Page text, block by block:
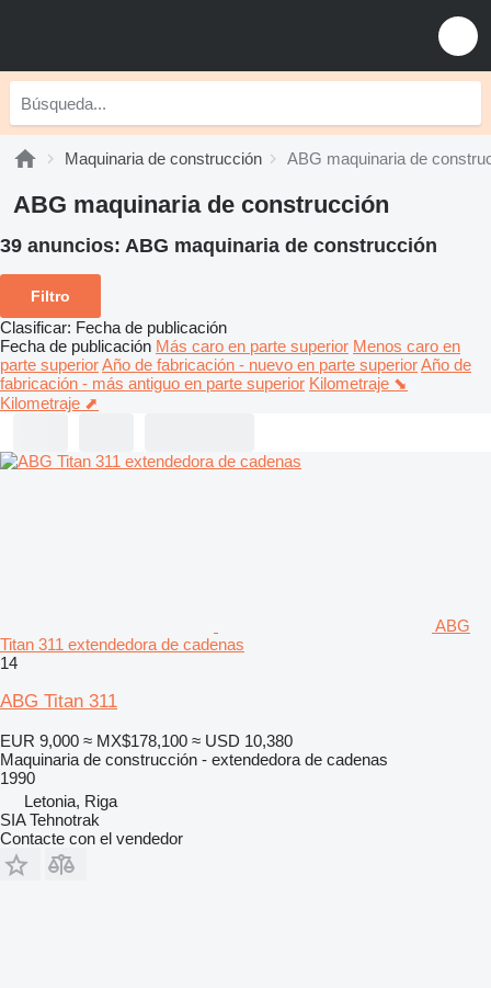
Maquinaria de construcción ABG maquinaria de
ABG maquinaria de construcción
39 anuncios: ABG maquinaria de construcción
Filtro
Clasificar: Fecha de publicación
Fecha de publicación Más caro en parte superior Menos caro en
parte superiorAño de fabricación - nuevo en parte superiorAño de
fabricación - más antiguo en parte superior Kilometraje ⬊
Kilometraje ⬈
ABG
Titan 311 extendedora de cadenas
14
ABG Titan 311
EUR 9,000 ≈ MX$178,100 ≈ USD 10,380
Maquinaria de construcción - extendedora de cadenas
1990
Letonia, Riga
SIA Tehnotrak
Contacte con el vendedor